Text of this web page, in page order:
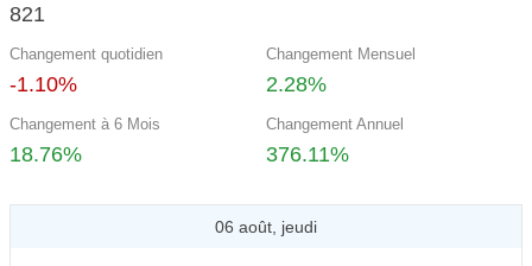
821
Changement quotidien
-1.10%
Changement Mensuel
2.28%
Changement à 6 Mois
18.76%
Changement Annuel
376.11%
06 août, jeudi